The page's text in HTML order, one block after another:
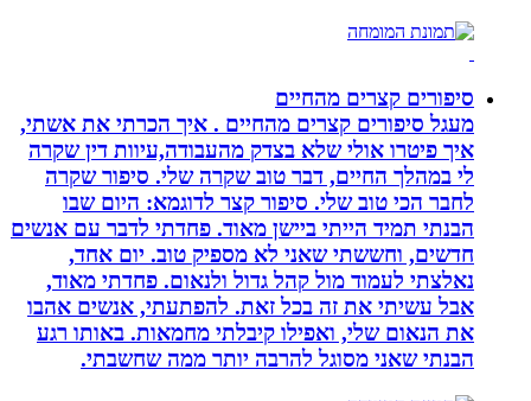
סיפורים קצרים מהחיים
מעגל סיפורים קצרים מהחיים . איך הכרתי את אשתי,
איך פיטרו אולי שלא בצדק מהעבודה,עיוות דין שקרה
לי במהלך החיים, דבר טוב שקרה שלי. סיפור שקרה
לחבר הכי טוב שלי. סיפור קצר לדוגמא: היום שבו
הבנתי תמיד הייתי ביישן מאוד. פחדתי לדבר עם אנשים
חדשים, וחששתי שאני לא מספיק טוב. יום אחד,
נאלצתי לעמוד מול קהל גדול ולנאום. פחדתי מאוד,
אבל עשיתי את זה בכל זאת. להפתעתי, אנשים אהבו
את הנאום שלי, ואפילו קיבלתי מחמאות. באותו רגע
הבנתי שאני מסוגל להרבה יותר ממה שחשבתי.